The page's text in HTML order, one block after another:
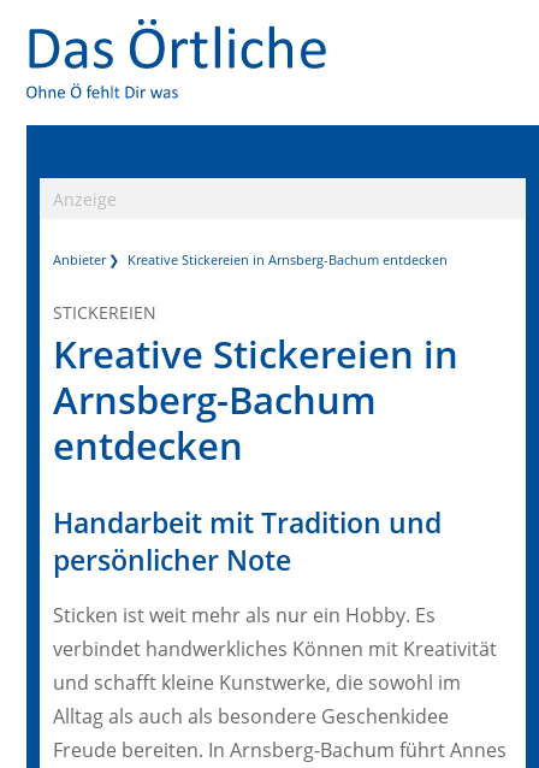
Anzeige
Anbieter Kreative Stickereien in Arnsberg-Bachum entdecken
STICKEREIEN
Kreative Stickereien in
Arnsberg-Bachum
entdecken
Handarbeit mit Tradition und
persönlicher Note
Sticken ist weit mehr als nur ein Hobby. Es
verbindet handwerkliches Können mit Kreativität
und schafft kleine Kunstwerke, die sowohl im
Alltag als auch als besondere Geschenkidee
Freude bereiten. In Arnsberg-Bachum führt Annes